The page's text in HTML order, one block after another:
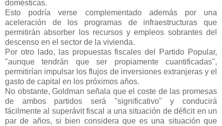
domésticas.
Esto podría verse complementado además por una
aceleración de los programas de infraestructuras que
permitirán absorber los recursos y empleos sobrantes del
descenso en el sector de la vivienda.
Por otro lado, las propuestas fiscales del Partido Popular,
"aunque tendrán que ser propiamente cuantificadas",
permitirían impulsar los flujos de inversiones extranjeras y el
gasto de capital en los próximos años.
No obstante, Goldman señala que el coste de las promesas
de ambos partidos será "significativo" y conducirá
fácilmente al superávit fiscal a una situación de déficit en un
par de años, si bien considera que es una situación que